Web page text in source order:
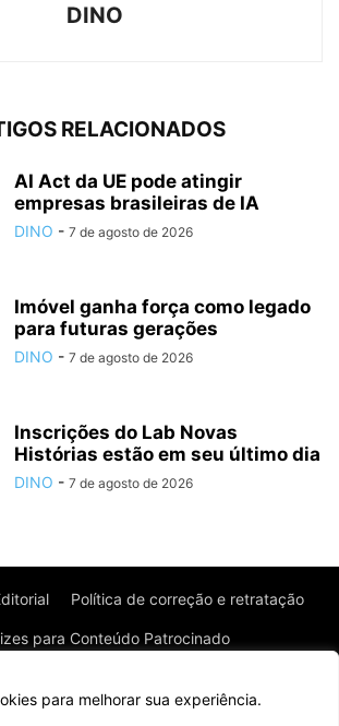
para melhorar sua experiência.
DINO
RELACIONADOS
AI Act da UE pode atingir
empresas brasileiras de IA
DINO - 7 de agosto de 2026
Imóvel ganha força como legado
para futuras gerações
DINO - 7 de agosto de 2026
Inscrições do Lab Novas
Histórias estão em seu último dia
DINO - 7 de agosto de 2026
Política de correção e retratação
para Conteúdo Patrocinado